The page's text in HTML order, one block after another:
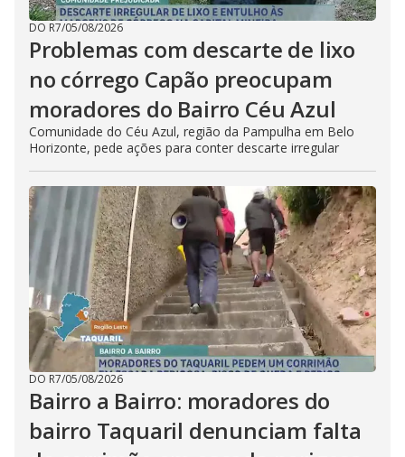
DO R7/05/08/2026
Problemas com descarte de lixo
no córrego Capão preocupam
moradores do Bairro Céu Azul
Comunidade do Céu Azul, região da Pampulha em Belo
Horizonte, pede ações para conter descarte irregular
DO R7/05/08/2026
Bairro a Bairro: moradores do
bairro Taquaril denunciam falta